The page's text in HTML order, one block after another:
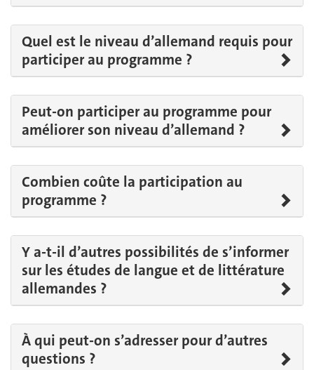
Quel est le niveau d’allemand requis pour
participer au programme ?
Peut-on participer au programme pour
améliorer son niveau d’allemand ?
Combien coûte la participation au
programme ?
Y a-t-il d’autres possibilités de s’informer
sur les études de langue et de littérature
allemandes ?
À qui peut-on s’adresser pour d’autres
questions ?